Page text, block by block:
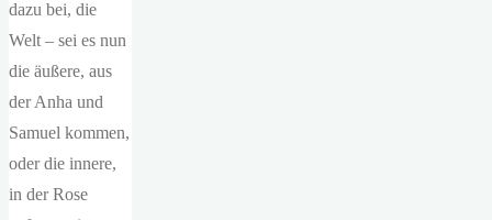
dazu bei, die
Welt – sei es nun
die äußere, aus
der Anha und
Samuel kommen,
oder die innere,
in der Rose